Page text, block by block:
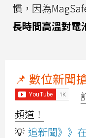
慣，因為
長時間高溫對電
📌 數位新聞
頻道！
💡 追新聞》》